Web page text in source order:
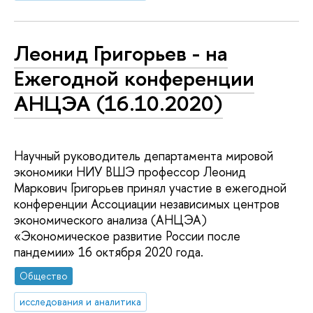
Леонид Григорьев - на
Ежегодной конференции
АНЦЭА (16.10.2020)
Научный руководитель департамента мировой
экономики НИУ ВШЭ профессор Леонид
Маркович Григорьев принял участие в ежегодной
конференции Ассоциации независимых центров
экономического анализа (АНЦЭА)
«Экономическое развитие России после
пандемии» 16 октября 2020 года.
Общество
исследования и аналитика